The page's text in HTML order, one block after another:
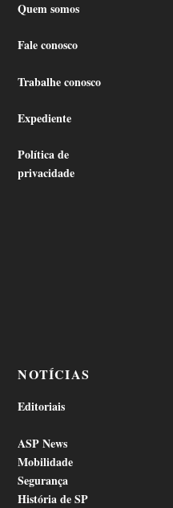
Quem somos
Fale conosco
Trabalhe conosco
Expediente
Política de
privacidade
NOTÍCIAS
Editoriais
ASP News
Mobilidade
Segurança
História de SP